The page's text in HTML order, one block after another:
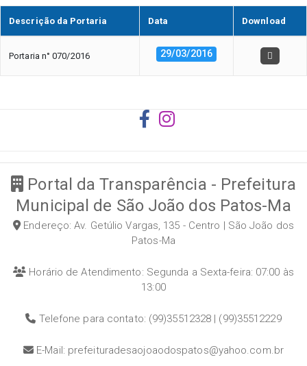
Descrição da Portaria Data Download
Portaria n° 070/2016 29/03/2016
Portal da Transparência - Prefeitura
Municipal de São João dos Patos-Ma
Endereço: Av. Getúlio Vargas, 135 - Centro | São João dos
Patos-Ma
Horário de Atendimento: Segunda a Sexta-feira: 07:00 às
13:00
Telefone para contato: (99)35512328 | (99)35512229
E-Mail: prefeituradesaojoaodospatos@yahoo.com.br